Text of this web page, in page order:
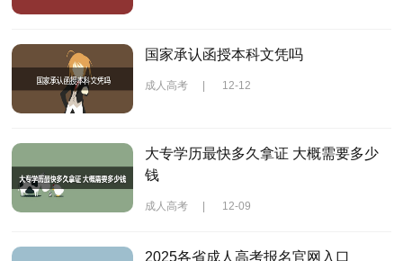
国家承认函授本科文凭吗
成人高考 12-12
大专学历最快多久拿证 大概需要多少
钱
成人高考 12-09
2025各省成人高考报名官网入口